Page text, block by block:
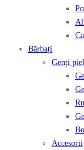
Bărbați
Genți
Accesorii